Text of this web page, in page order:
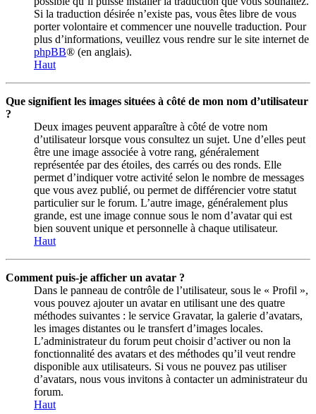
Si la traduction désirée n’existe pas, vous êtes libre de vous
porter volontaire et commencer une nouvelle traduction. Pour
plus d’informations, veuillez vous rendre sur le site internet de
phpBB® (en anglais).
Haut
Que signifient les images situées à côté de mon nom d’utilisateur
?
Deux images peuvent apparaître à côté de votre nom
d’utilisateur lorsque vous consultez un sujet. Une d’elles peut
être une image associée à votre rang, généralement
représentée par des étoiles, des carrés ou des ronds. Elle
permet d’indiquer votre activité selon le nombre de messages
que vous avez publié, ou permet de différencier votre statut
particulier sur le forum. L’autre image, généralement plus
grande, est une image connue sous le nom d’avatar qui est
bien souvent unique et personnelle à chaque utilisateur.
Haut
Comment puis-je afficher un avatar ?
Dans le panneau de contrôle de l’utilisateur, sous le « Profil »,
vous pouvez ajouter un avatar en utilisant une des quatre
méthodes suivantes : le service Gravatar, la galerie d’avatars,
les images distantes ou le transfert d’images locales.
L’administrateur du forum peut choisir d’activer ou non la
fonctionnalité des avatars et des méthodes qu’il veut rendre
disponible aux utilisateurs. Si vous ne pouvez pas utiliser
d’avatars, nous vous invitons à contacter un administrateur du
forum.
Haut